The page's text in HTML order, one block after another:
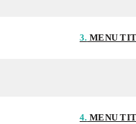
3. MENU
4. MENU